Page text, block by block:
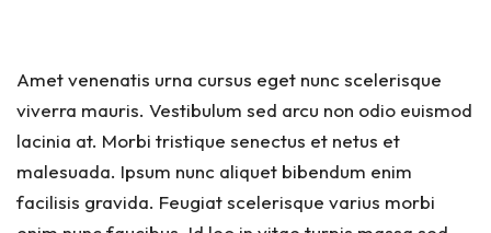
Amet venenatis urna cursus eget nunc scelerisque
viverra mauris. Vestibulum sed arcu non odio euismod
lacinia at. Morbi tristique senectus et netus et
malesuada. Ipsum nunc aliquet bibendum enim
facilisis gravida. Feugiat scelerisque varius morbi